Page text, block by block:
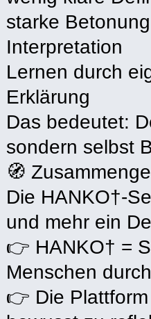
starke
Interpretation
Lernen durch
Erklärung
Das bedeutet:
sondern selbst
🧭
Die HANKO†-
und mehr ein
👉 HANKO† =
Menschen
👉 Die